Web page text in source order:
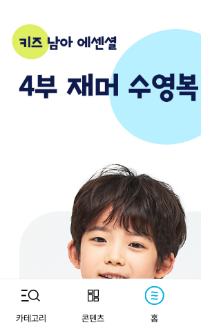
카테고리 콘텐츠 홈